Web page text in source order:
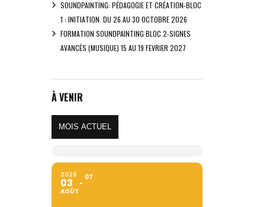
SOUNDPAINTING: PÉDAGOGIE ET CRÉATION-BLOC
1 : INITIATION. DU 26 AU 30 OCTOBRE 2026
FORMATION SOUNDPAINTING BLOC 2-SIGNES
AVANCÉS (MUSIQUE) 15 AU 19 FEVRIER 2027
À VENIR
MOIS ACTUEL
2026
03
AOÛT
07